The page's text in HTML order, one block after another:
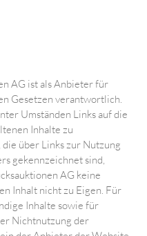
AG ist als Anbieter für
Gesetzen verantwortlich.
Umständen Links auf die
Inhalte zu
über Links zur Nutzung
gekennzeichnet sind,
AG keine
Inhalt nicht zu Eigen. Für
Inhalte sowie für
Nichtnutzung der